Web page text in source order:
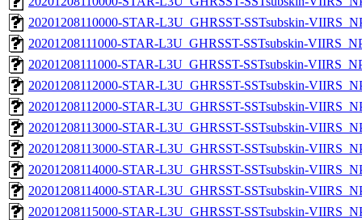
20201208110000-STAR-L3U_GHRSST-SSTsubskin-
20201208111000-STAR-L3U_GHRSST-SSTsubskin-
20201208111000-STAR-L3U_GHRSST-SSTsubskin-
20201208112000-STAR-L3U_GHRSST-SSTsubskin-
20201208112000-STAR-L3U_GHRSST-SSTsubskin-
20201208113000-STAR-L3U_GHRSST-SSTsubskin-
20201208113000-STAR-L3U_GHRSST-SSTsubskin-
20201208114000-STAR-L3U_GHRSST-SSTsubskin-
20201208114000-STAR-L3U_GHRSST-SSTsubskin-
20201208115000-STAR-L3U_GHRSST-SSTsubskin-